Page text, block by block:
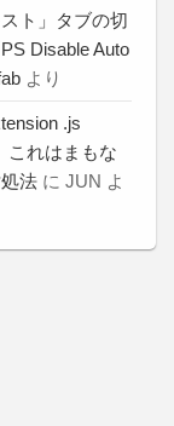
ト」タブの切
Disable Auto
より
.js
これはまもな
法 に JUN よ